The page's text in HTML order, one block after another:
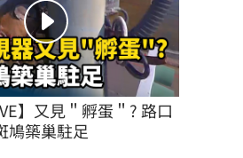
】又見＂孵蛋＂? 路口
鳩築巢駐足